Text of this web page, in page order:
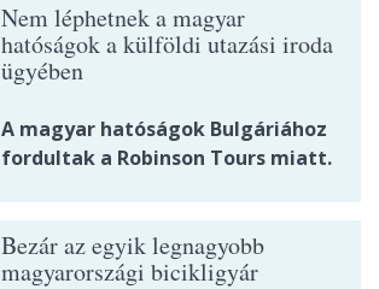
Nem léphetnek a magyar
hatóságok a külföldi utazási iroda
ügyében
A magyar hatóságok Bulgáriához
fordultak a Robinson Tours miatt.
Bezár az egyik legnagyobb
magyarországi bicikligyár